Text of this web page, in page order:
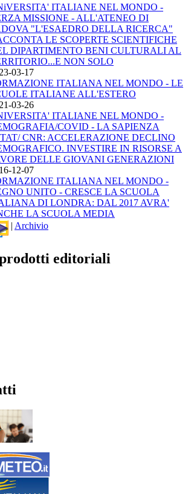
ITALIANE NEL MONDO -
MISSIONE - ALL'ATENEO DI
"L'ESAEDRO DELLA RICERCA"
LE SCOPERTE SCIENTIFICHE
DIPARTIMENTO BENI CULTURALI AL
NON SOLO
03-17
ITALIANA NEL MONDO - LE
ITALIANE ALL'ESTERO
03-26
ITALIANE NEL MONDO -
COVID - LA SAPIENZA
CNR: ACCELERAZIONE DECLINO
INVESTIRE IN RISORSE A
DELLE GIOVANI GENERAZIONI
12-07
ITALIANA NEL MONDO -
UNITO - CRESCE LA SCUOLA
DI LONDRA: DAL 2017 AVRA'
LA SCUOLA MEDIA
| Archivio
editoriali